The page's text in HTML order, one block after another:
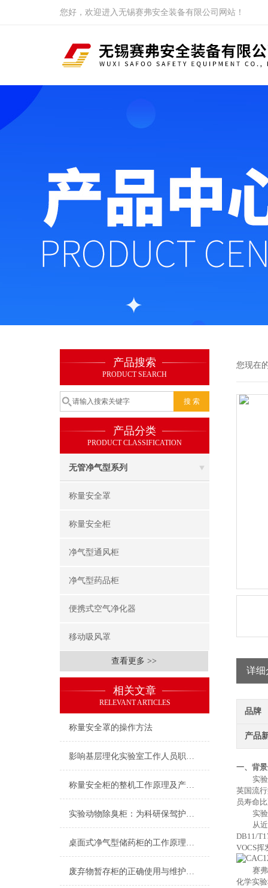
您好，欢迎进入无锡赛弗安全装备有限公司网站！
产品搜索
PRODUCT SEARCH
产品分类
PRODUCT CLASSIFICATION
无管净气型系列
称量安全罩
称量安全柜
净气型通风柜
净气型药品柜
便携式空气净化器
移动吸风罩
查看更多 >>
相关文章
RELEVANT ARTICLES
称量安全罩的操作方法
影响基层理化实验室工作人员职业健康的因素分析
称量安全柜的整机工作原理及产品特性是怎样的
实验动物除臭柜：为科研保驾护航的智能环境管家
桌面式净气型储药柜的工作原理及工作的过程
废弃物暂存柜的正确使用与维护技巧
您现在
详细
品牌
产品
一、 背
实
英国流
员寿命
实
从
DB11/
VOCS挥
赛
化学实